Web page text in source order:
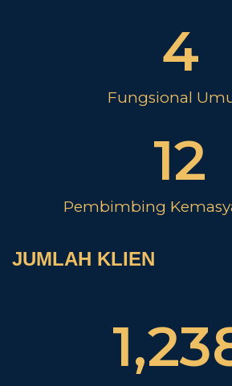
4
Fungsional
12
Pembimbing
JUMLAH KLIEN